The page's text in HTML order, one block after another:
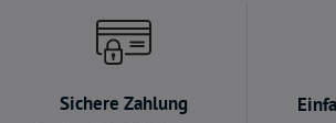
Sichere Zahlung